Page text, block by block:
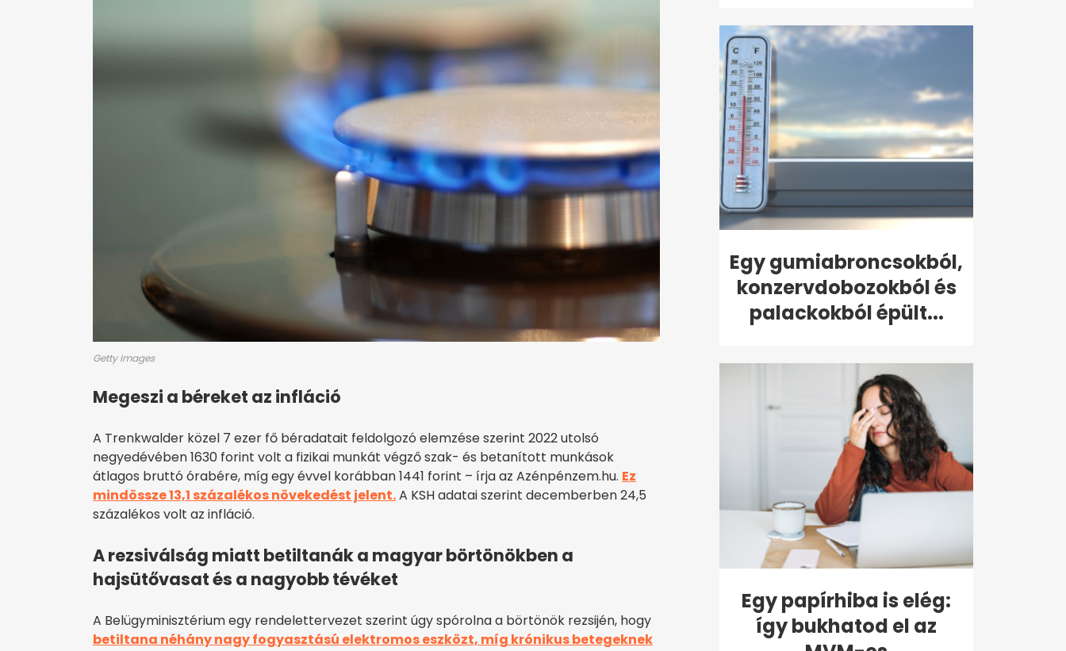
Getty Images
Megeszi a béreket az infláció
A Trenkwalder közel 7 ezer fő béradatait feldolgozó elemzése szerint 2022 utolsó
negyedévében 1630 forint volt a fizikai munkát végző szak- és betanított munkások
átlagos bruttó órabére, míg egy évvel korábban 1441 forint – írja az Azénpénzem.hu. Ez
mindössze 13,1 százalékos növekedést jelent.A KSH adatai szerint decemberben 24,5
százalékos volt az infláció.
A rezsiválság miatt betiltanák a magyar börtönökben a
hajsütővasat és a nagyobb tévéket
A Belügyminisztérium egy rendelettervezet szerint úgy spórolna a börtönök rezsijén, hogy
betiltana néhány nagy fogyasztású elektromos eszközt, míg krónikus betegeknek
Egy gumiabroncsokból,
konzervdobozokból és
palackokból épült...
Egy papírhiba is elég:
így bukhatod el az